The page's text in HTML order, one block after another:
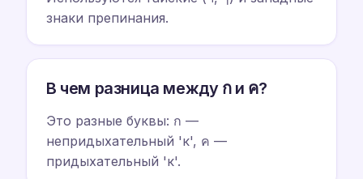
знаки препинания.
В чем разница между ก и ค?
Это разные буквы: ก —
непридыхательный 'к', ค —
придыхательный 'к'.